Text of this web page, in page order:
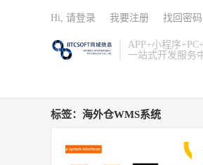
APP+小程序
一站式开发服务
Hi, 请登录 我要注册 找回密码
标签：海外仓WMS系统